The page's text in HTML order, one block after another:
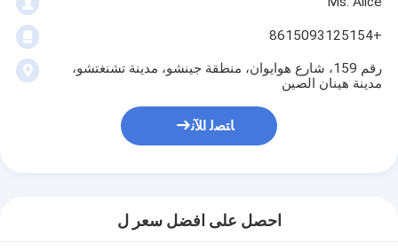
+8615093125154
رقم 159، شارع هوايوان، منطقة جينشو، مدينة تشنغتشو،
مدينة هينان الصين
ﺎﺘﺼﻟ ﺍﻶﻧ
احصل على افضل سعر ل